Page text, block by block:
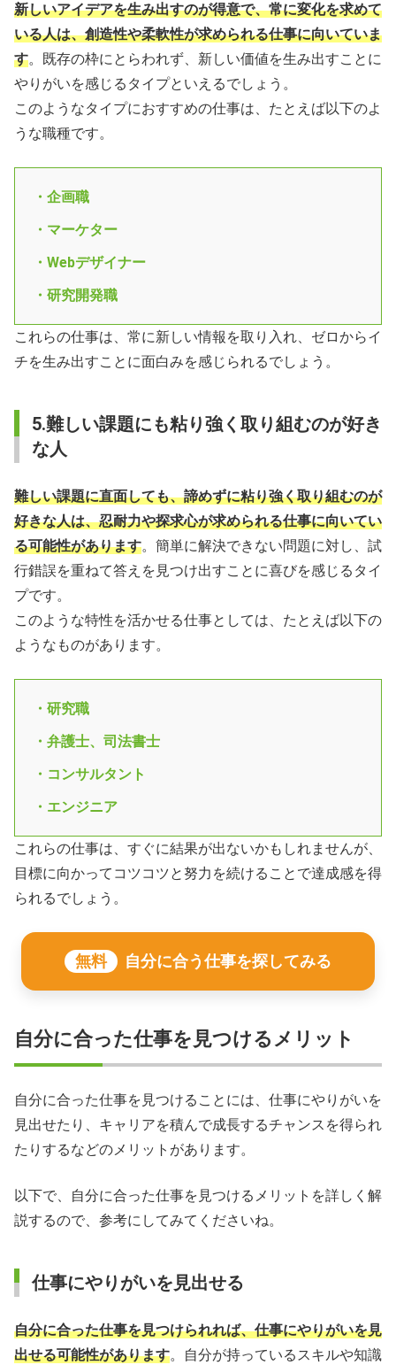
新しいアイデアを生み出すのが得意で、常に変化を求めて
いる人は、創造性や柔軟性が求められる仕事に向いていま
す。既存の枠にとらわれず、新しい価値を生み出すことに
やりがいを感じるタイプといえるでしょう。
このようなタイプにおすすめの仕事は、たとえば以下のよ
うな職種です。
・企画職
・マーケター
・Webデザイナー
・研究開発職
これらの仕事は、常に新しい情報を取り入れ、ゼロからイ
チを生み出すことに面白みを感じられるでしょう。
5.難しい課題にも粘り強く取り組むのが好き
な人
難しい課題に直面しても、諦めずに粘り強く取り組むのが
好きな人は、忍耐力や探求心が求められる仕事に向いてい
る可能性があります。簡単に解決できない問題に対し、試
行錯誤を重ねて答えを見つけ出すことに喜びを感じるタイ
プです。
このような特性を活かせる仕事としては、たとえば以下の
ようなものがあります。
・研究職
・弁護士、司法書士
・コンサルタント
・エンジニア
これらの仕事は、すぐに結果が出ないかもしれませんが、
目標に向かってコツコツと努力を続けることで達成感を得
られるでしょう。
無料 自分に合う仕事を探してみる
自分に合った仕事を見つけるメリット
自分に合った仕事を見つけることには、仕事にやりがいを
見出せたり、キャリアを積んで成長するチャンスを得られ
たりするなどのメリットがあります。
以下で、自分に合った仕事を見つけるメリットを詳しく解
説するので、参考にしてみてくださいね。
仕事にやりがいを見出せる
自分に合った仕事を見つけられれば、仕事にやりがいを見
出せる可能性があります。自分が持っているスキルや知識